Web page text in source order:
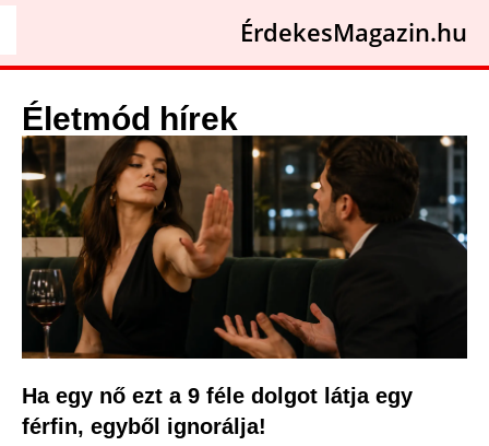
ÉrdekesMagazin.hu
Életmód hírek
Ha egy nő ezt a 9 féle dolgot látja egy
férfin, egyből ignorálja!